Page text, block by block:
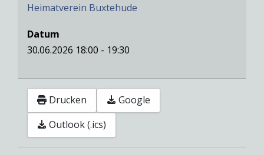
Heimatverein Buxtehude
Datum
30.06.2026 18:00 - 19:30
Drucken
Google
Outlook (.ics)